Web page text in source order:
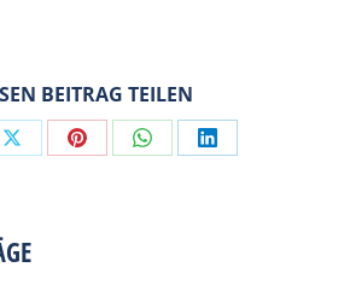
BEITRAG TEILEN
Share Share Share Share